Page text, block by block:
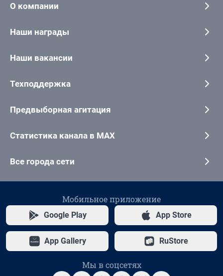
О компании
Наши награды
Наши вакансии
Техподдержка
Предвыборная агитация
Статистика канала в MAX
Все города сети
Мобильное приложение
Google Play App Store
App Gallery RuStore
Мы в соцсетях